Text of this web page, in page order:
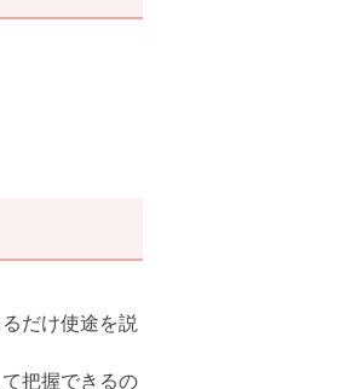
だけ使途を説
把握できるの